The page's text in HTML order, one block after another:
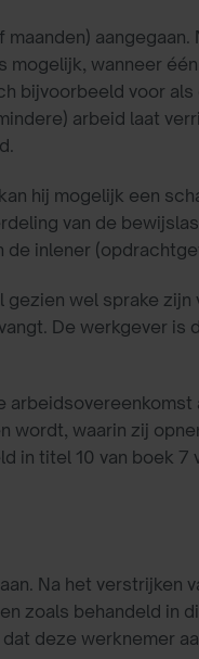
aangegaan.
wanneer
bijvoorbeeld voor als
arbeid laat
hij mogelijk een
van de
inlener
wel sprake zijn
De werkgever is
waarin zij
in titel 10 van boek 7
Na het verstrijken
zoals behandeld in
deze werknemer